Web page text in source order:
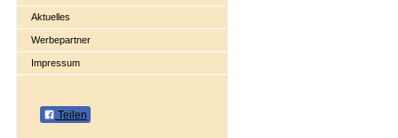
Aktuelles
Werbepartner
Impressum
Teilen